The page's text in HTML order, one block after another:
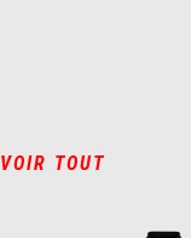
VOIR TOUT